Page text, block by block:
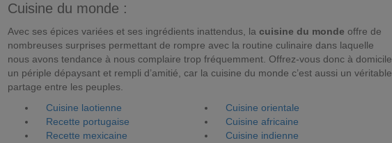
Cuisine du monde :
Avec ses épices variées et ses ingrédients inattendus, la cuisine du monde offre de
nombreuses surprises permettant de rompre avec la routine culinaire dans laquelle
nous avons tendance à nous complaire trop fréquemment. Offrez-vous donc à domicile
un périple dépaysant et rempli d’amitié, car la cuisine du monde c’est aussi un véritable
partage entre les peuples.
Cuisine laotienne
Cuisine orientale
Recette portugaise
Cuisine africaine
Recette mexicaine
Cuisine indienne